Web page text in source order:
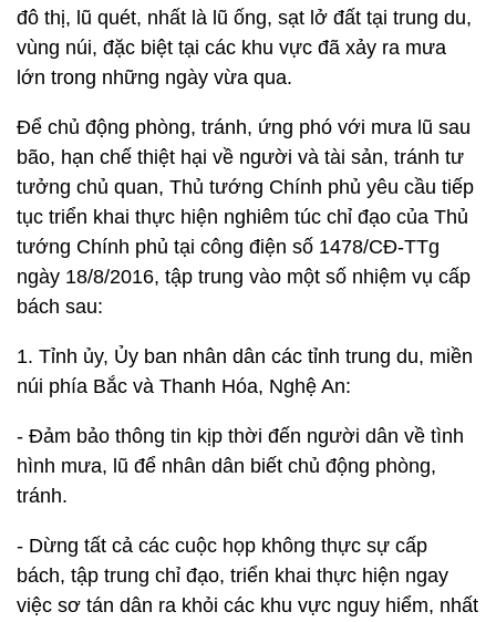
đô thị, lũ quét, nhất là lũ ống, sạt lở đất tại trung du,
vùng núi, đặc biệt tại các khu vực đã xảy ra mưa
lớn trong những ngày vừa qua.
Để chủ động phòng, tránh, ứng phó với mưa lũ sau
bão, hạn chế thiệt hại về người và tài sản, tránh tư
tưởng chủ quan, Thủ tướng Chính phủ yêu cầu tiếp
tục triển khai thực hiện nghiêm túc chỉ đạo của Thủ
tướng Chính phủ tại công điện số 1478/CĐ-TTg
ngày 18/8/2016, tập trung vào một số nhiệm vụ cấp
bách sau:
1. Tỉnh ủy, Ủy ban nhân dân các tỉnh trung du, miền
núi phía Bắc và Thanh Hóa, Nghệ An:
- Đảm bảo thông tin kịp thời đến người dân về tình
hình mưa, lũ để nhân dân biết chủ động phòng,
tránh.
- Dừng tất cả các cuộc họp không thực sự cấp
bách, tập trung chỉ đạo, triển khai thực hiện ngay
việc sơ tán dân ra khỏi các khu vực nguy hiểm, nhất